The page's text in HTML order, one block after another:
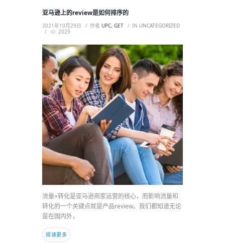
亚马逊上的review是如何排序的
2021年10月29日 作者 UPC, GET IN UNCATEGORIZED
2029
流量+转化是亚马逊商家运营的核心，而影响流量和
转化的一个关键点就是产品review。我们都知道无论
是在国内外，
阅读更多